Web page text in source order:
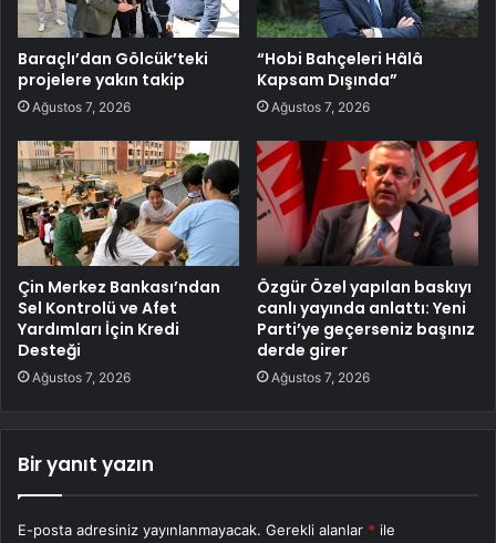
Baraçlı’dan Gölcük’teki
projelere yakın takip
Ağustos 7, 2026
“Hobi Bahçeleri Hâlâ
Kapsam Dışında”
Ağustos 7, 2026
Çin Merkez Bankası’ndan
Sel Kontrolü ve Afet
Yardımları İçin Kredi
Desteği
Ağustos 7, 2026
Özgür Özel yapılan baskıyı
canlı yayında anlattı: Yeni
Parti’ye geçerseniz başınız
derde girer
Ağustos 7, 2026
Bir yanıt yazın
E-posta adresiniz yayınlanmayacak. Gerekli alanlar * ile